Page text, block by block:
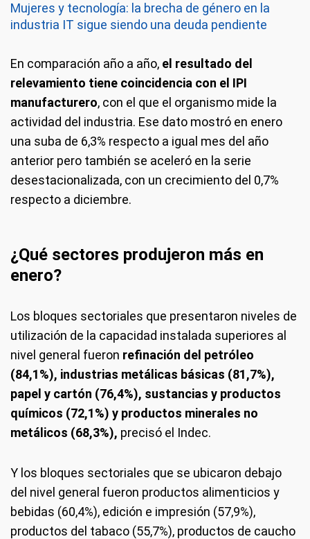
Mujeres y tecnología: la brecha de género en la
industria IT sigue siendo una deuda pendiente
En comparación año a año, el resultado del
relevamiento tiene coincidencia con el IPI
manufacturero, con el que el organismo mide la
actividad del industria. Ese dato mostró en enero
una suba de 6,3% respecto a igual mes del año
anterior pero también se aceleró en la serie
desestacionalizada, con un crecimiento del 0,7%
respecto a diciembre.
¿Qué sectores produjeron más en
enero?
Los bloques sectoriales que presentaron niveles de
utilización de la capacidad instalada superiores al
nivel general fueron refinación del petróleo
(84,1%), industrias metálicas básicas (81,7%),
papel y cartón (76,4%), sustancias y productos
químicos (72,1%) y productos minerales no
metálicos (68,3%), precisó el Indec.
Y los bloques sectoriales que se ubicaron debajo
del nivel general fueron productos alimenticios y
bebidas (60,4%), edición e impresión (57,9%),
productos del tabaco (55,7%), productos de caucho